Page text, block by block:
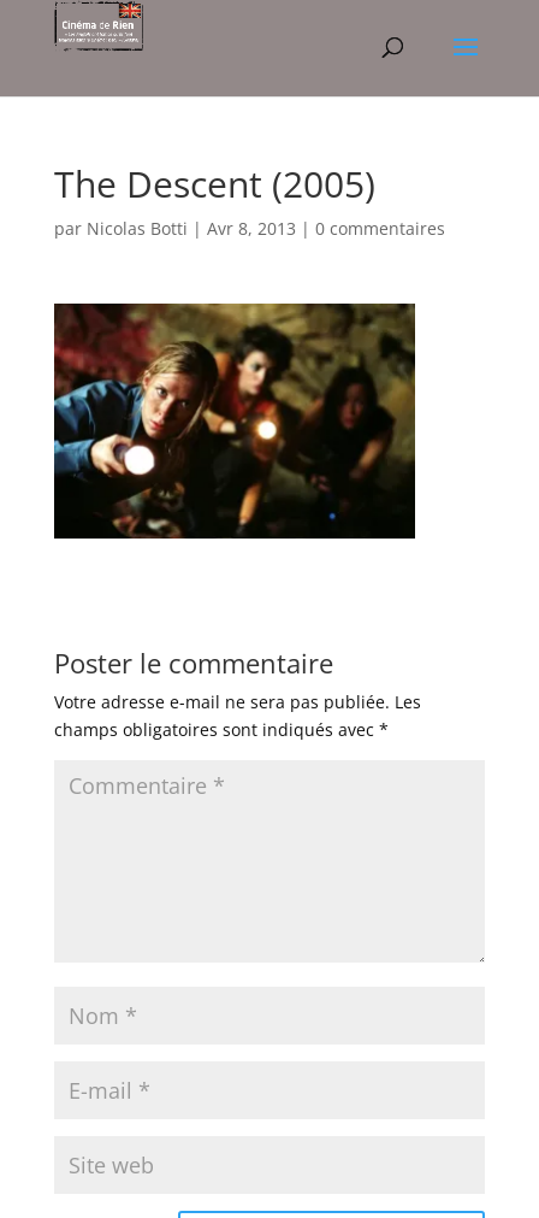
The Descent (2005)
par Nicolas Botti | Avr 8, 2013 | 0 commentaires
Poster le commentaire
Votre adresse e-mail ne sera pas publiée. Les
champs obligatoires sont indiqués avec *